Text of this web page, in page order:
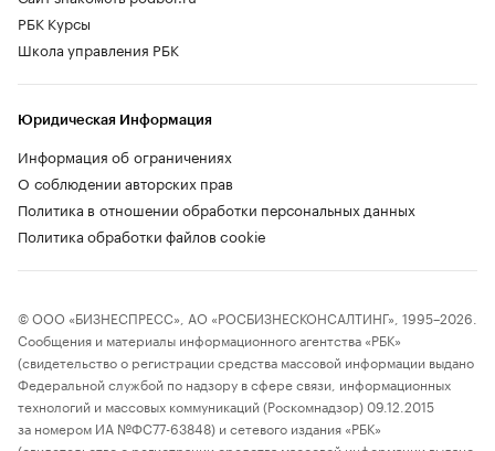
РБК Курсы
Школа управления РБК
Юридическая Информация
Информация об ограничениях
О соблюдении авторских прав
Политика в отношении обработки персональных данных
Политика обработки файлов cookie
© ООО «БИЗНЕСПРЕСС», АО «РОСБИЗНЕСКОНСАЛТИНГ», 1995–2026.
Сообщения и материалы информационного агентства «РБК»
(свидетельство о регистрации средства массовой информации выдано
Федеральной службой по надзору в сфере связи, информационных
технологий и массовых коммуникаций (Роскомнадзор) 09.12.2015
за номером ИА №ФС77-63848) и сетевого издания «РБК»